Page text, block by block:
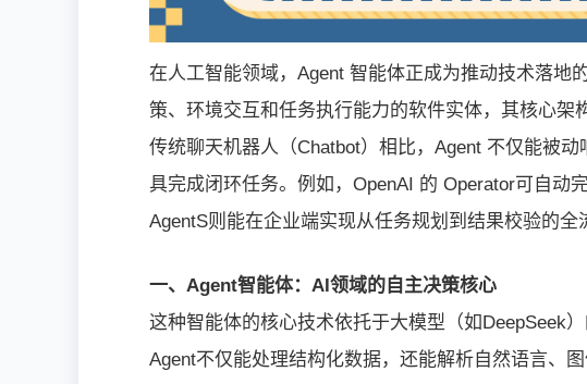
在人工智能领域，Agent 智能体正成为推动技术落地
策、环境交互和任务执行能力的软件实体，其核心架
传统聊天机器人（Chatbot）相比，Agent 不仅能被
具完成闭环任务。例如，OpenAI 的 Operator可自动
AgentS则能在企业端实现从任务规划到结果校验的全
一、Agent智能体：AI领域的自主决策核心
这种智能体的核心技术依托于大模型（如DeepSeek
Agent不仅能处理结构化数据，还能解析自然语言、